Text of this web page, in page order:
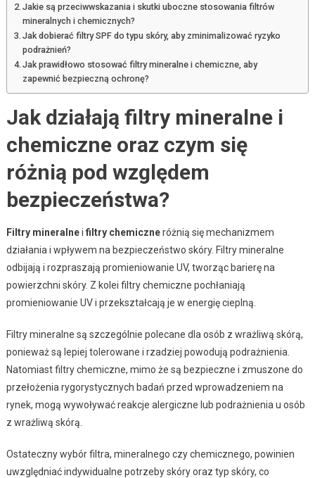
Jakie są przeciwwskazania i skutki uboczne stosowania filtrów
mineralnych i chemicznych?
Jak dobierać filtry SPF do typu skóry, aby zminimalizować ryzyko
podrażnień?
Jak prawidłowo stosować filtry mineralne i chemiczne, aby
zapewnić bezpieczną ochronę?
Jak działają filtry mineralne i
chemiczne oraz czym się
różnią pod względem
bezpieczeństwa?
Filtry mineralnei filtry chemiczneróżnią się mechanizmem
działania i wpływem na bezpieczeństwo skóry. Filtry mineralne
odbijają i rozpraszają promieniowanie UV, tworząc barierę na
powierzchni skóry. Z kolei filtry chemiczne pochłaniają
promieniowanie UV i przekształcają je w energię cieplną.
Filtry mineralne są szczególnie polecane dla osób z wrażliwą skórą,
ponieważ są lepiej tolerowane i rzadziej powodują podrażnienia.
Natomiast filtry chemiczne, mimo że są bezpieczne i zmuszone do
przełożenia rygorystycznych badań przed wprowadzeniem na
rynek, mogą wywoływać reakcje alergiczne lub podrażnienia u osób
z wrażliwą skórą.
Ostateczny wybór filtra, mineralnego czy chemicznego, powinien
uwzględniać indywidualne potrzeby skóry oraz typ skóry, co